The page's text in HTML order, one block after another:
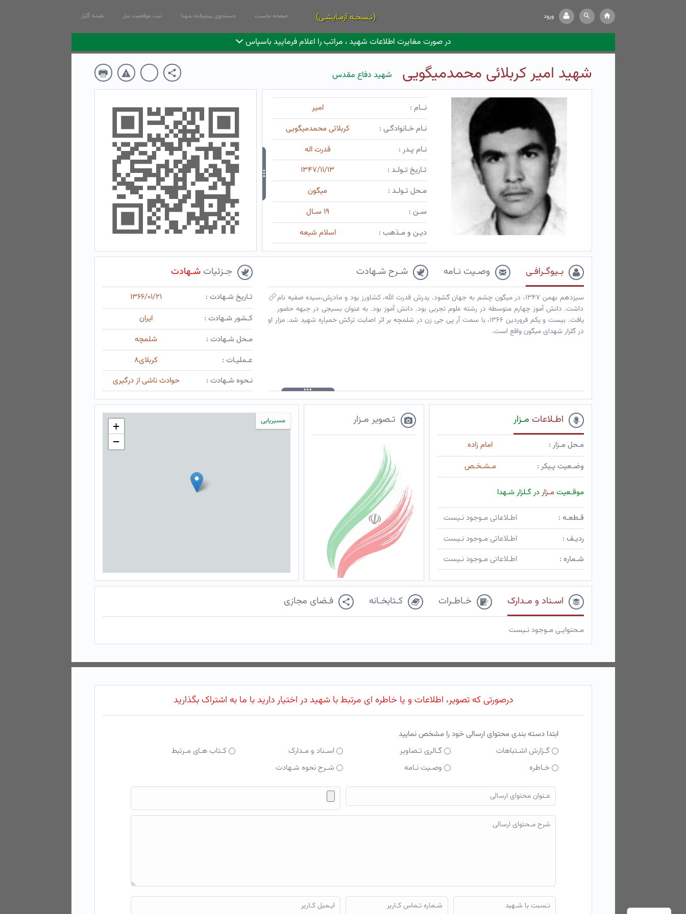
ورود (نـسخـه آزمـایشـی) صفحه نخست جستجوی پیشرفته شهدا ثبت موقعیت مزار نقشه گلزار
در صورت مغایرت اطلاعات شهید ، مراتب را اعلام فرمایید باسپاس
شهید امیر کربلائی محمدمیگویی شهید دفاع مقدس
نــام :
امیر
نـام خـانوادگـی :
کربلائی محمدمیگویی
نـام پـدر :
قدرت اله
تـاریخ تـولـد :
۱۳۴۷/۱۱/۱۳
مـحل تـولـد :
میگون
سـن :
۱۹ سـال
دیـن و مـذهب :
اسلام شیعه
بـیوگـرافـی وصـیت نـامه شـرح شـهادت
سیزدهم بهمن ۱۳۴۷، در میگون چشم به جهان گشود. پدرش قدرت الله، کشاورز بود و مادرش،سیده صفیه نام
داشت. دانش آموز چهارم متوسطه در رشته علوم تجربی بود. دانش آموز بود. به عنوان بسیجی در جبهه حضور
یافت. بیست و یکم فروردین ۱۳۶۶، با سمت آر پی جی زن در شلمچه بر اثر اصابت ترکش خمپاره شهید شد. مزار او
در گلزار شهدای میگون واقع است.
جـزئیاتشـهادت
تـاریخ شـهادت :
۱۳۶۶/۰۱/۲۱
کـشور شـهادت :
ایران
مـحل شـهادت :
شلمچه
عـملیـات :
کربلای۸
نـحوه شـهادت :
حوادث ناشی از درگیری
اطـلاعات مـزار
مـحل مـزار :
امام زاده
وضـعیت پـیکر :
مـشـخـص
موقـعیتمـزاردر گـلزار شـهدا
قـطعـه :
اطـلاعاتی مـوجود نـیست
ردیـف :
اطـلاعاتی مـوجود نـیست
شـماره :
اطـلاعاتی مـوجود نـیست
تـصویر مـزار مسیریابی
+
−
اسـناد و مـدارک خـاطـرات کـتابخـانه فـضای مجازی
مـحتوایـی مـوجود نـیست
درصورتی که تصویر، اطلاعات و یا خاطره ای مرتبط با شهید در اختیار دارید با ما به اشتراک بگذارید
ابتدا دسته بندی محتوای ارسالی خود را مشخص نمایید
گـزارش اشـتباهات
گـالری تـصاویر اسـناد و مـدارک
کـتاب هـای مـرتبط
خـاطره
وصـیت نـامه شـرح نحوه شـهادت
فایل محتوای ارسالی